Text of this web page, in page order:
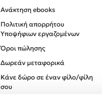
Ανάκτηση ebooks
Πολιτική απορρήτου
Υποψήφιων εργαζομένων
Όροι πώλησης
Δωρεάν μεταφορικά
Κάνε δώρο σε έναν φίλο/φίλη
σου